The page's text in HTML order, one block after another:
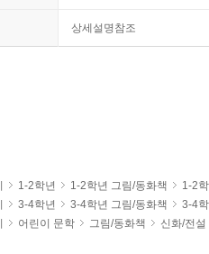
상세설명참조
1-2학년 1-2학년 그림/동화책
1-2
3-4학년 3-4학년 그림/동화책
3-4
어린이 문학 그림/동화책 신화/전설